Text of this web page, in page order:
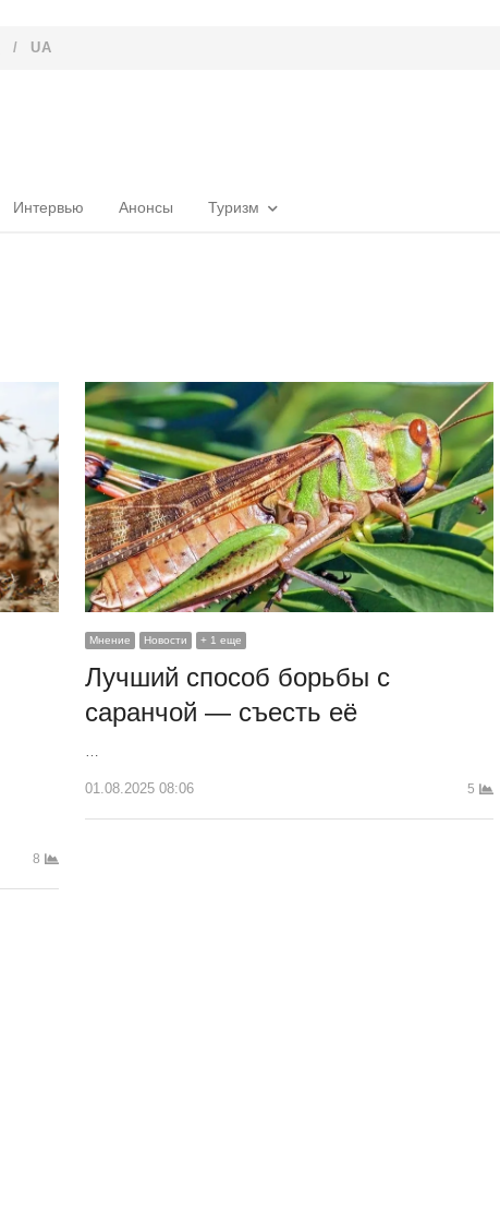
/ UA
Интервью Анонсы Туризм
8
Мнение Новости + 1 еще
Лучший способ борьбы с
саранчой — съесть её
01.08.2025 08:06 5